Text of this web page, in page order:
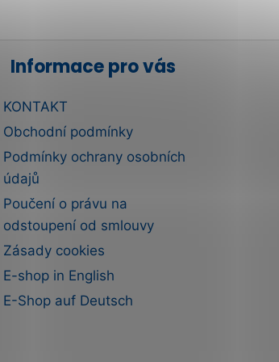
Informace pro vás
KONTAKT
Obchodní podmínky
Podmínky ochrany osobních
údajů
Poučení o právu na
odstoupení od smlouvy
Zásady cookies
E-shop in English
E-Shop auf Deutsch